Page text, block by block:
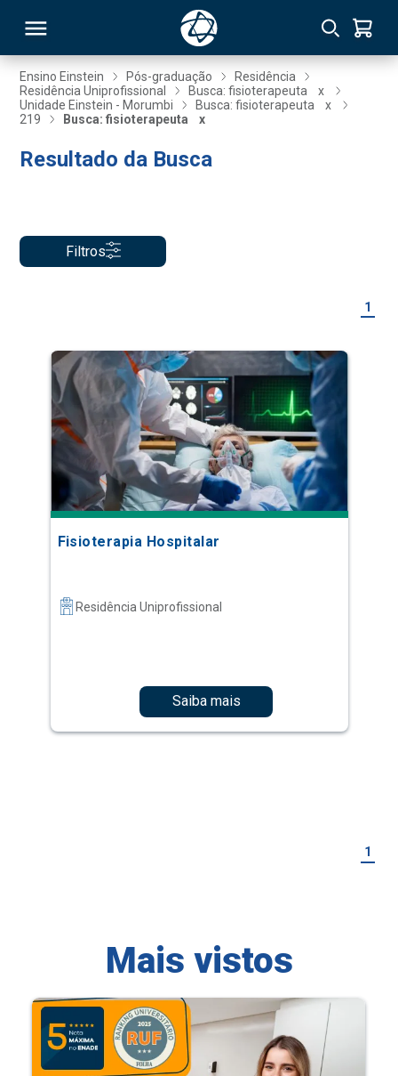
Ensino Einstein Pós-graduação
Residência
Residência Uniprofissional
Busca: fisioterapeuta
x
Unidade Einstein - Morumbi
Busca: fisioterapeuta
x
219
Busca: fisioterapeuta x
Resultado da Busca
Filtros
1
Fisioterapia Hospitalar
Residência Uniprofissional
Saiba mais
1
Mais vistos